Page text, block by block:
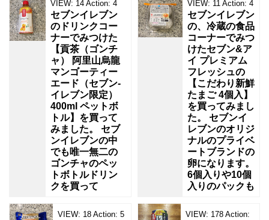
VIEW: 14 Action: 4
セブンイレブン
のドリンクコー
ナーでみつけた
【貢茶（ゴンチ
ャ） 阿里山烏龍
マンゴーティー
エード（セブン‐
イレブン限定）
400ml ペットボ
トル】を買って
みました。 セブ
ンイレブンの中
でも唯一無二の
ゴンチャのペッ
トボトルドリン
クを買って
VIEW: 11 Action: 4
セブンイレブン
の、冷蔵の食品
コーナーでみつ
けたセブン&ア
イ プレミアム
フレッシュの
【こだわり新鮮
たまご 4個入】
を買ってみまし
た。 セブンイ
レブンのオリジ
ナルのプライベ
ートブランドの
卵になります。
6個入りや10個
入りのパックも
VIEW: 18 Action: 5 VIEW: 178 Action: